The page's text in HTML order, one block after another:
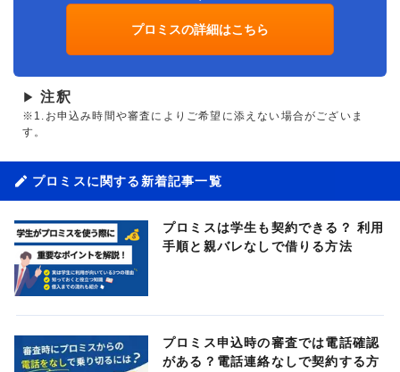
プロミスの詳細はこちら
▶ 注釈
※1.お申込み時間や審査によりご希望に添えない場合がございま
す。
プロミスに関する新着記事一覧
プロミスは学生も契約できる？ 利用
手順と親バレなしで借りる方法
プロミス申込時の審査では電話確認
がある？電話連絡なしで契約する方